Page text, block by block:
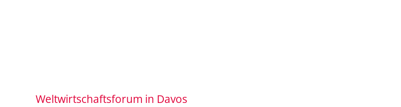
Weltwirtschaftsforum in Davos